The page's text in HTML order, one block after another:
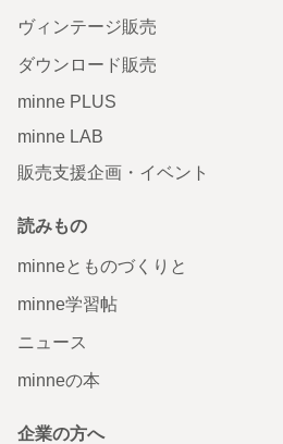
ヴィンテージ販売
ダウンロード販売
minne PLUS
minne LAB
販売支援企画・イベント
読みもの
minneとものづくりと
minne学習帖
ニュース
minneの本
企業の方へ